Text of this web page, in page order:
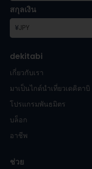
สกุลเงิน
¥JPY
dekitabi
เกี่ยวกับเรา
มาเป็นไกด์นำเที่ยวเดคิตาบิ
โปรแกรมพันธมิตร
บล็อก
อาชีพ
ช่วย